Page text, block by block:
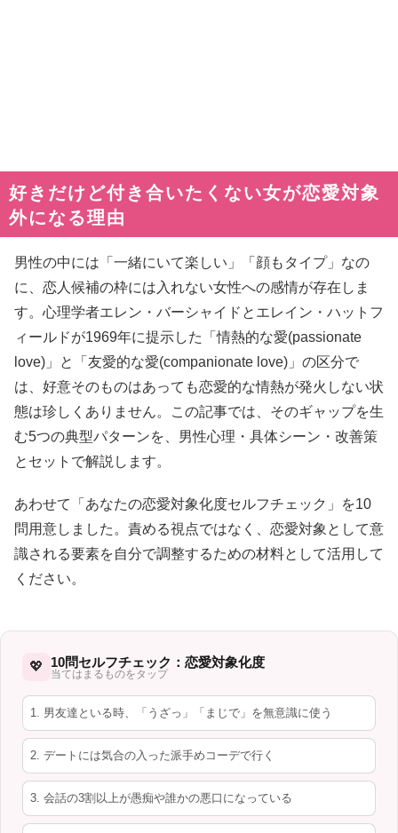
好きだけど付き合いたくない女が恋愛対象
外になる理由
男性の中には「一緒にいて楽しい」「顔もタイプ」なの
に、恋人候補の枠には入れない女性への感情が存在しま
す。心理学者エレン・バーシャイドとエレイン・ハットフ
ィールドが1969年に提示した「情熱的な愛(passionate
love)」と「友愛的な愛(companionate love)」の区分で
は、好意そのものはあっても恋愛的な情熱が発火しない状
態は珍しくありません。この記事では、そのギャップを生
む5つの典型パターンを、男性心理・具体シーン・改善策
とセットで解説します。
あわせて「あなたの恋愛対象化度セルフチェック」を10
問用意しました。責める視点ではなく、恋愛対象として意
識される要素を自分で調整するための材料として活用して
ください。
💖 10問セルフチェック：恋愛対象化度
当てはまるものをタップ
1. 男友達といる時、「うざっ」「まじで」を無意識に使う
2. デートには気合の入った派手めコーデで行く
3. 会話の3割以上が愚痴や誰かの悪口になっている